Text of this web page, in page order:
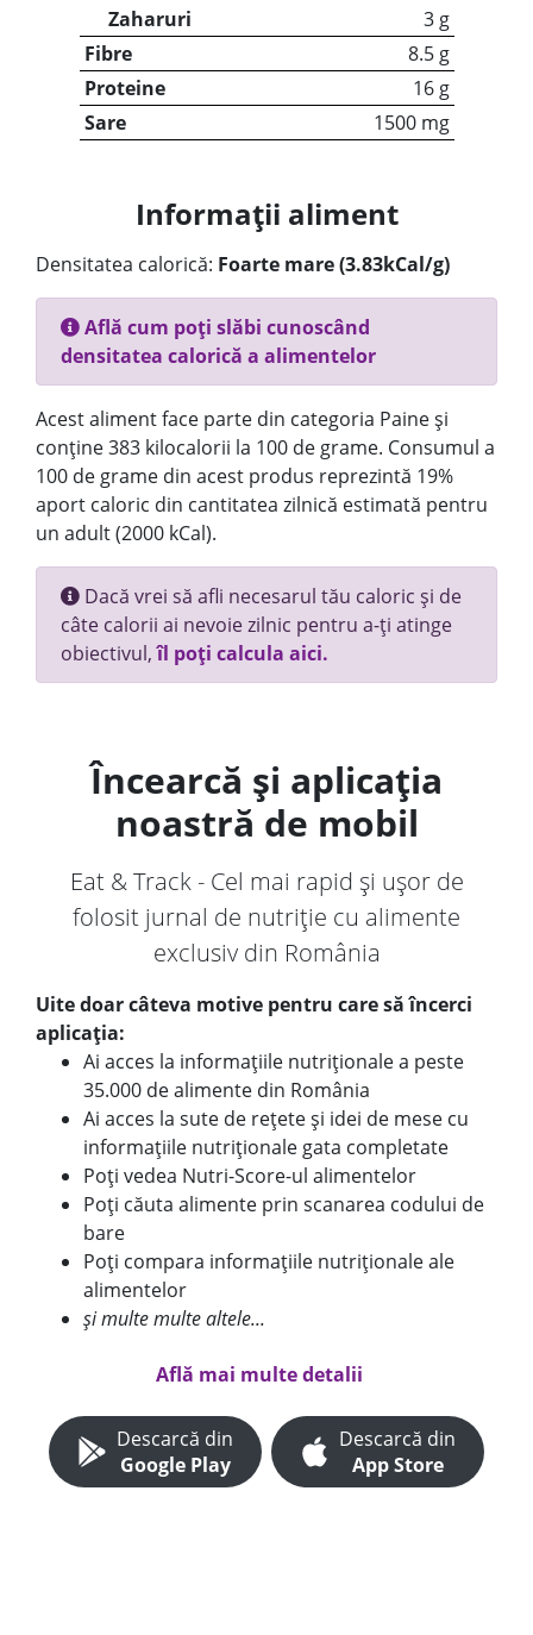
Zaharuri
3 g
Fibre
8.5 g
Proteine
16 g
Sare
1500 mg
Informații aliment
Densitatea calorică: Foarte mare (3.83kCal/g)
Află cum poți slăbi cunoscând
densitatea calorică a alimentelor
Acest aliment face parte din categoria Paine și
conține 383 kilocalorii la 100 de grame. Consumul a
100 de grame din acest produs reprezintă 19%
aport caloric din cantitatea zilnică estimată pentru
un adult (2000 kCal).
Dacă vrei să afli necesarul tău caloric și de
câte calorii ai nevoie zilnic pentru a-ți atinge
obiectivul,îl poți calcula aici.
Încearcă și aplicația
noastră de mobil
Eat & Track - Cel mai rapid și ușor de
folosit jurnal de nutriție cu alimente
exclusiv din România
Uite doar câteva motive pentru care să încerci
aplicația:
Ai acces la informațiile nutriționale a peste
35.000 de alimente din România
Ai acces la sute de rețete și idei de mese cu
informațiile nutriționale gata completate
Poți vedea Nutri-Score-ul alimentelor
Poți căuta alimente prin scanarea codului de
bare
Poți compara informațiile nutriționale ale
alimentelor
și multe multe altele...
Află mai multe detalii
Descarcă din
Google Play
Descarcă din
App Store